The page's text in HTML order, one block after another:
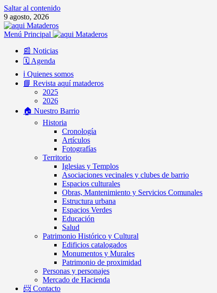
Saltar al contenido
9 agosto, 2026
Menú Principal
📰 Noticias
🗓️ Agenda
ℹ️ Quienes somos
📘 Revista aquí mataderos
2025
2026
🏠 Nuestro Barrio
Historia
Cronología
Artículos
Fotografías
Territorio
Iglesias y Templos
Asociaciones vecinales y clubes de barrio
Espacios culturales
Obras, Mantenimiento y Servicios Comunales
Estructura urbana
Espacios Verdes
Educación
Salud
Patrimonio Histórico y Cultural
Edificios catalogados
Monumentos y Murales
Patrimonio de proximidad
Personas y personajes
Mercado de Hacienda
📨 Contacto